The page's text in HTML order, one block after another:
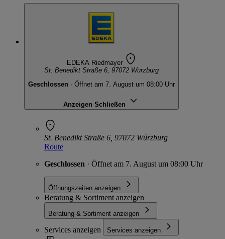
EDEKA Riedmayer
St. Benedikt Straße 6, 97072 Würzburg
Geschlossen · Öffnet am 7. August um 08:00 Uhr
Anzeigen Schließen
St. Benedikt Straße 6, 97072 Würzburg
Route
Geschlossen · Öffnet am 7. August um 08:00 Uhr
Öffnungszeiten anzeigen
Beratung & Sortiment anzeigen
Beratung & Sortiment anzeigen
Services anzeigen Services anzeigen